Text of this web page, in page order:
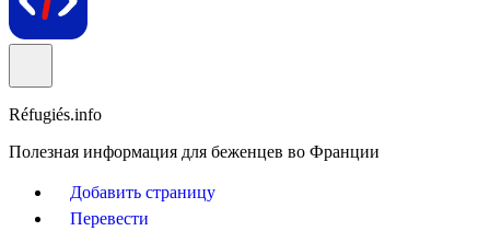
Réfugiés.info
Полезная информация для беженцев во Франции
Добавить страницу
Перевести